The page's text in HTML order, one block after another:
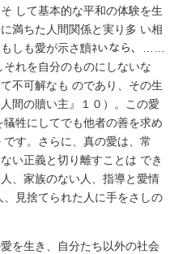
して基本的な平和の体験を生
満ちた人間関係と実り多 い相
しも愛が示さ黷ﾈいなら、……
れを自分のものにしないな
不可解なも のであり、その生
間の贖い主』１０）。この愛
牲にしてでも他者の善を求め
す。さらに、真の愛は、常
い正義と切り離すことは でき
、家族のない人、指導と愛情
見捨てられた人に手をさしの
を生き、自分たち以外の社会